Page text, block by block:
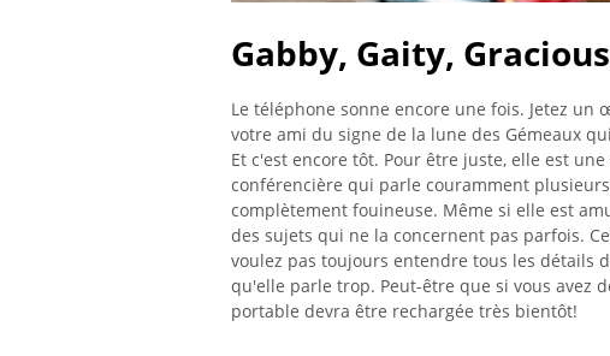
Gabby, Gaity, Gracious
Le téléphone sonne encore une fois. Jetez
votre ami du signe de la lune des Gémeaux
Et c'est encore tôt. Pour être juste, elle est
conférencière qui parle couramment
complètement fouineuse. Même si elle est
des sujets qui ne la concernent pas parfois.
voulez pas toujours entendre tous les détails
qu'elle parle trop. Peut-être que si vous avez
portable devra être rechargée très bientôt!